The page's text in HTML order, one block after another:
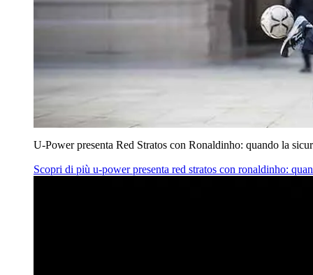
U‑Power presenta Red Stratos con Ronaldinho: quando la
Scopri di più u‑power presenta red stratos con ronaldinho: